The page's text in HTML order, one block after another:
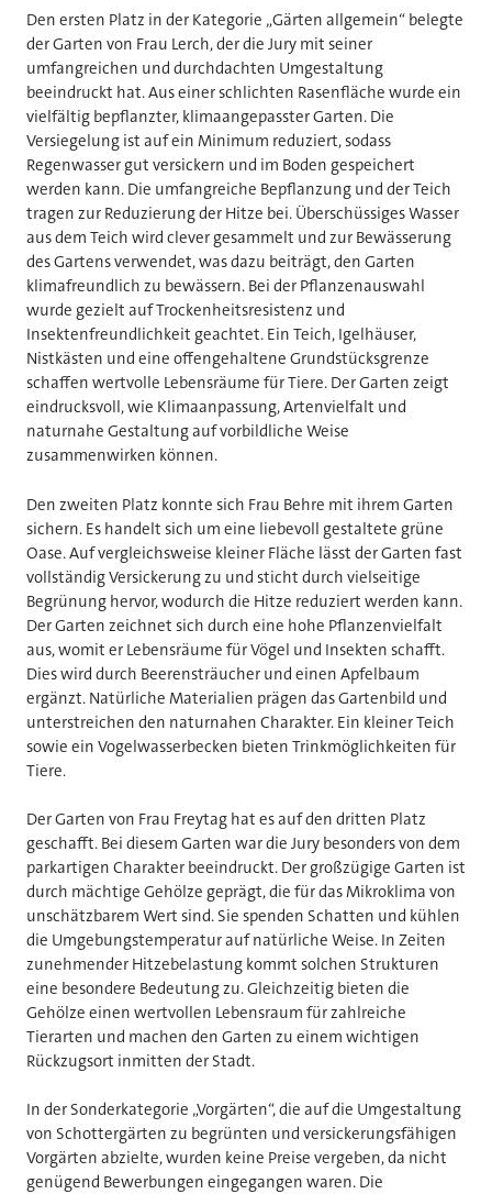
Den ersten Platz in der Kategorie „Gärten allgemein“ belegte
der Garten von Frau Lerch, der die Jury mit seiner
umfangreichen und durchdachten Umgestaltung
beeindruckt hat. Aus einer schlichten Rasenfläche wurde ein
vielfältig bepflanzter, klimaangepasster Garten. Die
Versiegelung ist auf ein Minimum reduziert, sodass
Regenwasser gut versickern und im Boden gespeichert
werden kann. Die umfangreiche Bepflanzung und der Teich
tragen zur Reduzierung der Hitze bei. Überschüssiges Wasser
aus dem Teich wird clever gesammelt und zur Bewässerung
des Gartens verwendet, was dazu beiträgt, den Garten
klimafreundlich zu bewässern. Bei der Pflanzenauswahl
wurde gezielt auf Trockenheitsresistenz und
Insektenfreundlichkeit geachtet. Ein Teich, Igelhäuser,
Nistkästen und eine offengehaltene Grundstücksgrenze
schaffen wertvolle Lebensräume für Tiere. Der Garten zeigt
eindrucksvoll, wie Klimaanpassung, Artenvielfalt und
naturnahe Gestaltung auf vorbildliche Weise
zusammenwirken können.
Den zweiten Platz konnte sich Frau Behre mit ihrem Garten
sichern. Es handelt sich um eine liebevoll gestaltete grüne
Oase. Auf vergleichsweise kleiner Fläche lässt der Garten fast
vollständig Versickerung zu und sticht durch vielseitige
Begrünung hervor, wodurch die Hitze reduziert werden kann.
Der Garten zeichnet sich durch eine hohe Pflanzenvielfalt
aus, womit er Lebensräume für Vögel und Insekten schafft.
Dies wird durch Beerensträucher und einen Apfelbaum
ergänzt. Natürliche Materialien prägen das Gartenbild und
unterstreichen den naturnahen Charakter. Ein kleiner Teich
sowie ein Vogelwasserbecken bieten Trinkmöglichkeiten für
Tiere.
Der Garten von Frau Freytag hat es auf den dritten Platz
geschafft. Bei diesem Garten war die Jury besonders von dem
parkartigen Charakter beeindruckt. Der großzügige Garten ist
durch mächtige Gehölze geprägt, die für das Mikroklima von
unschätzbarem Wert sind. Sie spenden Schatten und kühlen
die Umgebungstemperatur auf natürliche Weise. In Zeiten
zunehmender Hitzebelastung kommt solchen Strukturen
eine besondere Bedeutung zu. Gleichzeitig bieten die
Gehölze einen wertvollen Lebensraum für zahlreiche
Tierarten und machen den Garten zu einem wichtigen
Rückzugsort inmitten der Stadt.
In der Sonderkategorie „Vorgärten“, die auf die Umgestaltung
von Schottergärten zu begrünten und versickerungsfähigen
Vorgärten abzielte, wurden keine Preise vergeben, da nicht
genügend Bewerbungen eingegangen waren. Die